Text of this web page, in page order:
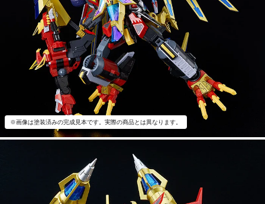
※画像は塗装済みの完成見本です。実際の商品とは異なります。